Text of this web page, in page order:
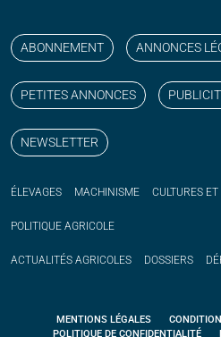
ABONNEMENT ANNONCES
PETITES ANNONCES
NEWSLETTER
ÉLEVAGES MACHINISME CULTURES
POLITIQUE AGRICOLE
ACTUALITÉS AGRICOLES DOSSIERS
MENTIONS LÉGALES
POLITIQUE DE CONFIDENTIALITÉ